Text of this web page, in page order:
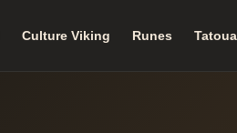
Culture Viking Runes